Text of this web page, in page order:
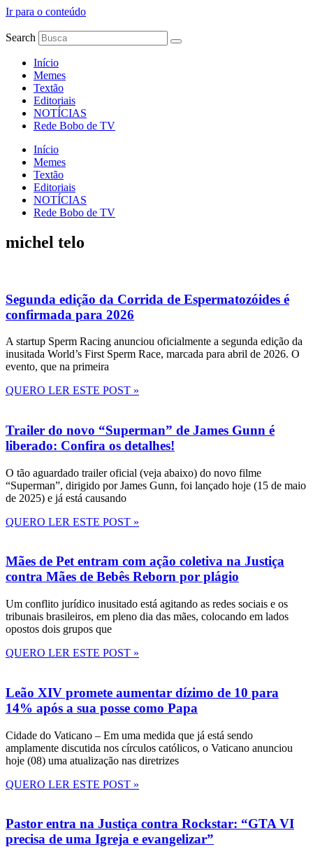
Ir para o conteúdo
Search
Início
Memes
Textão
Editoriais
NOTÍCIAS
Rede Bobo de TV
Início
Memes
Textão
Editoriais
NOTÍCIAS
Rede Bobo de TV
michel telo
Segunda edição da Corrida de Espermatozóides é
confirmada para 2026
A startup Sperm Racing anunciou oficialmente a segunda edição da
inusitada World’s First Sperm Race, marcada para abril de 2026. O
evento, que na primeira
QUERO LER ESTE POST »
Trailer do novo “Superman” de James Gunn é
liberado: Confira os detalhes!
O tão aguardado trailer oficial (veja abaixo) do novo filme
“Superman”, dirigido por James Gunn, foi lançado hoje (15 de maio
de 2025) e já está causando
QUERO LER ESTE POST »
Mães de Pet entram com ação coletiva na Justiça
contra Mães de Bebês Reborn por plágio
Um conflito jurídico inusitado está agitando as redes sociais e os
tribunais brasileiros, em pleno dia das mães, colocando em lados
opostos dois grupos que
QUERO LER ESTE POST »
Leão XIV promete aumentar dízimo de 10 para
14% após a sua posse como Papa
Cidade do Vaticano – Em uma medida que já está sendo
amplamente discutida nos círculos católicos, o Vaticano anunciou
hoje (08) uma atualização nas diretrizes
QUERO LER ESTE POST »
Pastor entra na Justiça contra Rockstar: “GTA VI
precisa de uma Igreja e evangelizar”